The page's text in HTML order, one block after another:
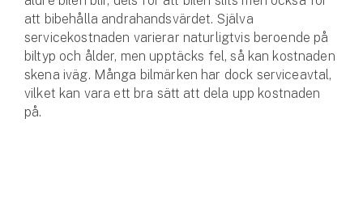
att bibehålla andrahandsvärdet. Själva
servicekostnaden varierar naturligtvis beroende på
biltyp och ålder, men upptäcks fel, så kan kostnaden
skena iväg. Många bilmärken har dock serviceavtal,
vilket kan vara ett bra sätt att dela upp kostnaden
på.